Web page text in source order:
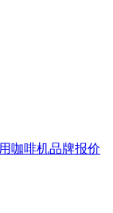
咖啡机品牌报价